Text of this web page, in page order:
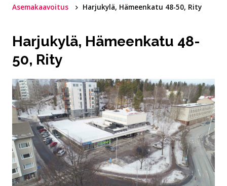
Asemakaavoitus
Harjukylä, Hämeenkatu 48-50, Rity
Harjukylä, Hämeenkatu 48-
50, Rity